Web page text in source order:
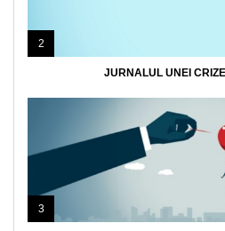
2
JURNALUL UNEI
3